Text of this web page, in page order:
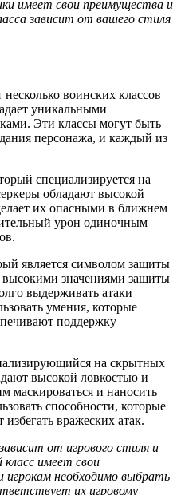
имеет свои преимущества и
зависит от вашего стиля
воинских классов
уникальными
Эти классы могут быть
персонажа, и каждый из
специализируется на
обладают высокой
их опасными в ближнем
урон одиночным
является символом защиты
значениями защиты
выдерживать атаки
умения, которые
поддержку
на скрытных
высокой ловкостью и
маскироваться и наносить
способности, которые
вражеских атак.
от игрового стиля и
имеет свои
необходимо выбрать
их игровому